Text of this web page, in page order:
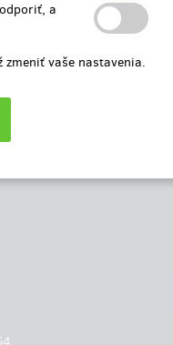
a
zmeniť vaše nastavenia.